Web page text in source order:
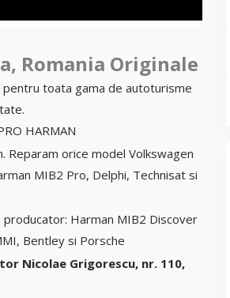
Romania Originale
toata gama de autoturisme
HARMAN
orice model Volkswagen
MIB2 Pro, Delphi, Technisat si
Harman MIB2 Discover
Bentley si Porsche
Nicolae Grigorescu, nr. 110,